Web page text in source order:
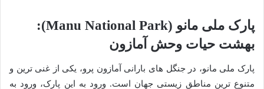
پارک ملی مانو (Manu National Park):
بهشت حیات وحش آمازون
پارک ملی مانو، در جنگل های بارانی آمازون پرو، یکی از غنی ترین و
متنوع ترین مناطق زیستی جهان است. ورود به این پارک، ورود به